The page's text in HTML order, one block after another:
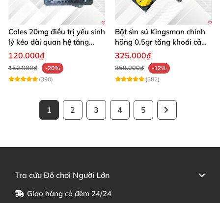
Cales 20mg điều trị yếu sinh
lý kéo dài quan hệ tăng
cường cương dương
120.000₫
150.000₫
-20%
(390)
Bột sìn sú Kingsman chính
hãng 0.5gr tăng khoái cảm
kéo dài
325.000₫
369.000₫
-12%
(382)
1 2 3 4 5
Tra cứu Đồ chơi Người Lớn
Giao hàng cả đêm 24/24